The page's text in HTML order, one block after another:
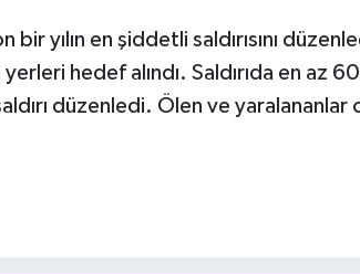
yılın en şiddetli saldırısını
hedef alındı. Saldırıda en az
düzenledi. Ölen ve yaralananlar